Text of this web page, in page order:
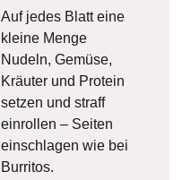
Auf jedes Blatt eine
kleine Menge
Nudeln, Gemüse,
Kräuter und Protein
setzen und straff
einrollen – Seiten
einschlagen wie bei
Burritos.